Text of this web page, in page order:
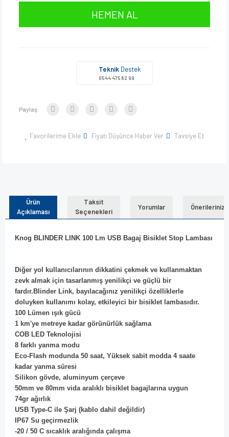
HEMEN AL
Teknik Destek
0544 475 82 99
Paylaş:
Favorilerime Ekle Fiyatı Düşünce Haber Ver Tavsiye Et
Ürün
Açıklaması
Taksit
Seçenekleri
Yorumlar Önerileriniz
Knog BLINDER LINK 100 Lm USB Bagaj Bisiklet Stop Lambası
Diğer yol kullanıcılarının dikkatini çekmek ve kullanmaktan
zevk almak için tasarlanmış yenilikçi ve güçlü bir
fardır.Blinder Link, bayılacağınız yenilikçi özelliklerle
doluyken kullanımı kolay, etkileyici bir bisiklet lambasıdır.
100 Lümen ışık gücü
1 km'ye metreye kadar görünürlük sağlama
COB LED Teknolojisi
8 farklı yanma modu
Eco-Flash modunda 50 saat, Yüksek sabit modda 4 saate
kadar yanma süresi
Silikon gövde, aluminyum çerçeve
50mm ve 80mm vida aralıklı bisiklet bagajlarına uygun
74gr ağırlık
USB Type-C ile Şarj (kablo dahil değildir)
IP67 Su geçirmezlik
-20 / 50 C sıcaklık aralığında çalışma